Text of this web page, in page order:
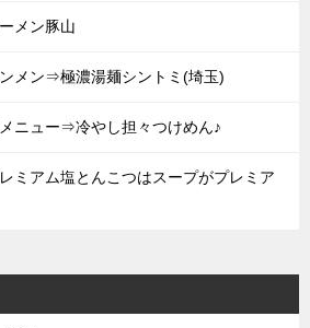
メン豚山
メン⇒極濃湯麺シントミ(埼玉)
ニュー⇒冷やし担々つけめん♪
ミアム塩とんこつはスープがプレミア